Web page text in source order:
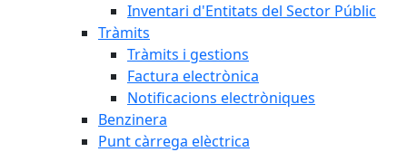
Inventari d'Entitats del Sector Públic
Tràmits
Tràmits i gestions
Factura electrònica
Notificacions electròniques
Benzinera
Punt càrrega elèctrica